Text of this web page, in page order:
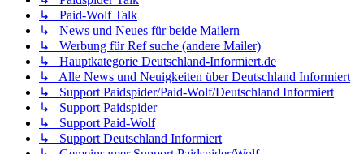
↳ Paid-Wolf Talk
↳ News und Neues für beide Mailern
↳ Werbung für Ref suche (andere Mailer)
↳ Hauptkategorie Deutschland-Informiert.de
↳ Alle News und Neuigkeiten über Deutschland Informiert
↳ Support Paidspider/Paid-Wolf/Deutschland Informiert
↳ Support Paidspider
↳ Support Paid-Wolf
↳ Support Deutschland Informiert